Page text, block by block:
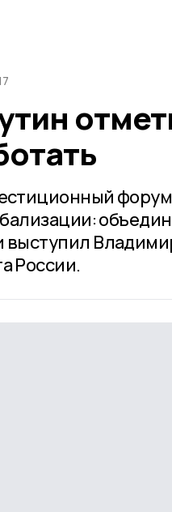
форум
выступил
России.